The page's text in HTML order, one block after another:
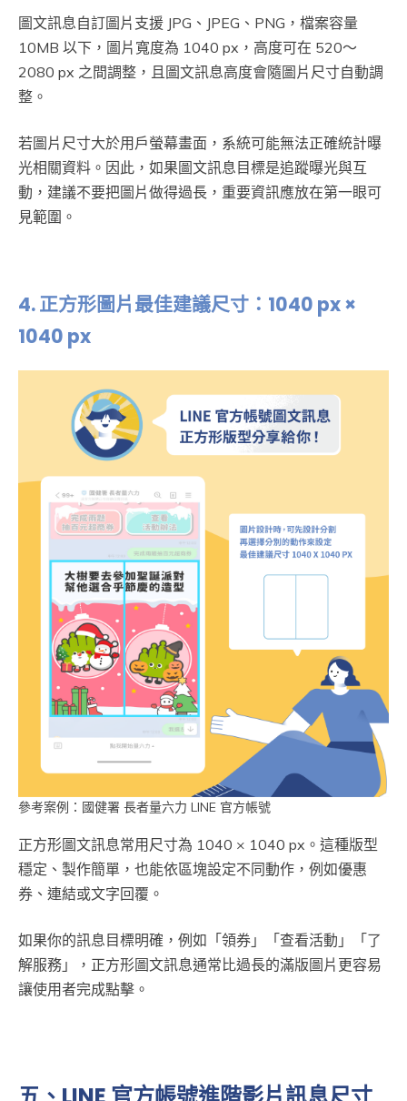
圖文訊息自訂圖片支援 JPG、JPEG、PNG，檔案容量
10MB 以下，圖片寬度為 1040 px，高度可在 520～
2080 px 之間調整，且圖文訊息高度會隨圖片尺寸自動調
整。
若圖片尺寸大於用戶螢幕畫面，系統可能無法正確統計曝
光相關資料。因此，如果圖文訊息目標是追蹤曝光與互
動，建議不要把圖片做得過長，重要資訊應放在第一眼可
見範圍。
4.正方形圖片最佳建議尺寸：1040 px ×
1040 px
參考案例：國健署 長者量六力 LINE 官方帳號
正方形圖文訊息常用尺寸為 1040 × 1040 px。這種版型
穩定、製作簡單，也能依區塊設定不同動作，例如優惠
券、連結或文字回覆。
如果你的訊息目標明確，例如「領券」「查看活動」「了
解服務」，正方形圖文訊息通常比過長的滿版圖片更容易
讓使用者完成點擊。